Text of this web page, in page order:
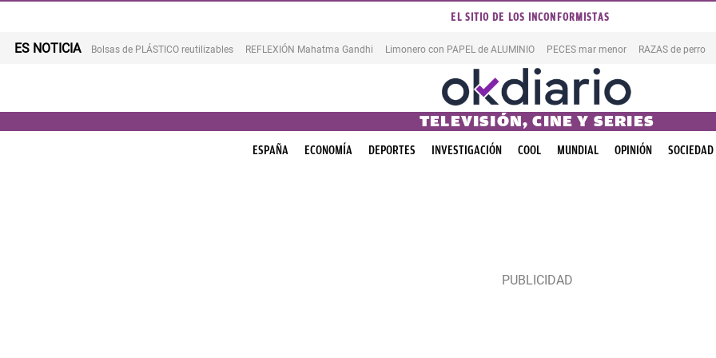
EL SITIO DE LOS INCONFORMISTAS
ES NOTICIA Bolsas de PLÁSTICO reutilizables REFLEXIÓN Mahatma Gandhi Limonero con PAPEL de ALUMINIO PECES mar menor RAZAS de perro
TELEVISIÓN, CINE Y SERIES
ESPAÑA ECONOMÍA DEPORTES INVESTIGACIÓN COOL MUNDIAL OPINIÓN SOCIEDAD